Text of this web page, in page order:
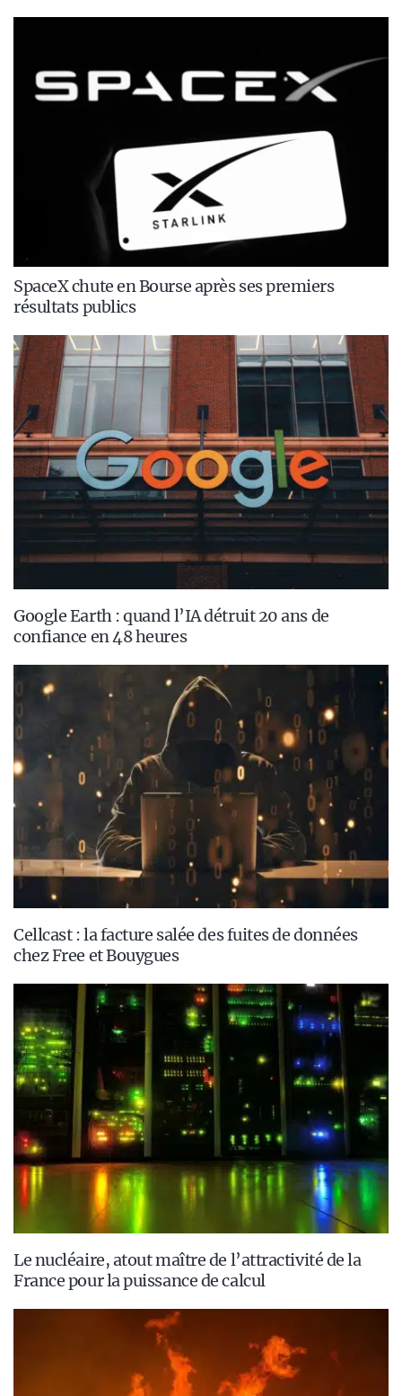
SpaceX chute en Bourse après ses premiers
résultats publics
Google Earth : quand l’IA détruit 20 ans de
confiance en 48 heures
Cellcast : la facture salée des fuites de données
chez Free et Bouygues
Le nucléaire, atout maître de l’attractivité de la
France pour la puissance de calcul